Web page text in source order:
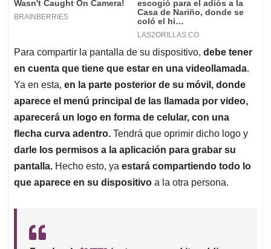
Para compartir la pantalla de su dispositivo, debe tener
en cuenta que tiene que estar en una videollamada.
Ya en esta, en la parte posterior de su móvil, donde
aparece el menú principal de las llamada por video,
aparecerá un logo en forma de celular, con una
flecha curva adentro. Tendrá que oprimir dicho logo y
darle los permisos a la aplicación para grabar su
pantalla. Hecho esto, ya estará compartiendo todo lo
que aparece en su dispositivo a la otra persona.